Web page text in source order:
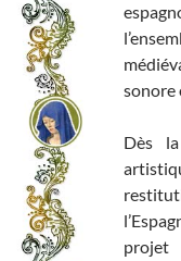
sonore
Dès
projet